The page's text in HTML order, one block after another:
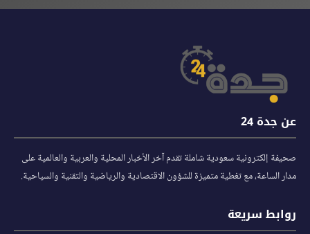
عن جدة 24
صحيفة إلكترونية سعودية شاملة تقدم آخر الأخبار المحلية والعربية والعالمية على
مدار الساعة، مع تغطية متميزة للشؤون الاقتصادية والرياضية والتقنية والسياحية.
روابط سريعة